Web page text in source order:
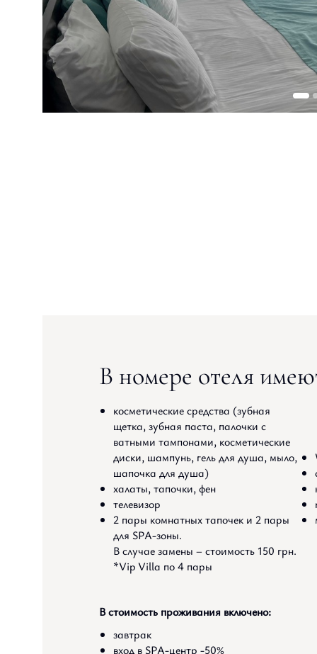
В номере отеля
косметические средства (зубная
щетка, зубная паста, палочки с
ватными тампонами, косметические
диски, шампунь, гель для душа, мыло,
шапочка для душа)
халаты, тапочки, фен
телевизор
2 пары комнатных тапочек и 2 пары
для SPA-зоны.
В случае замены – стоимость 150 грн.
*Vip Villa по 4 пары
В стоимость проживания включено:
завтрак
вход в SPA-центр -50%